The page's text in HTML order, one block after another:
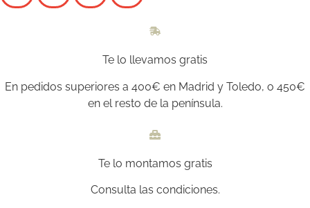
Te lo llevamos gratis
En pedidos superiores a 400€ en Madrid y Toledo, o 450€
en el resto de la península.
Te lo montamos gratis
Consulta las condiciones.